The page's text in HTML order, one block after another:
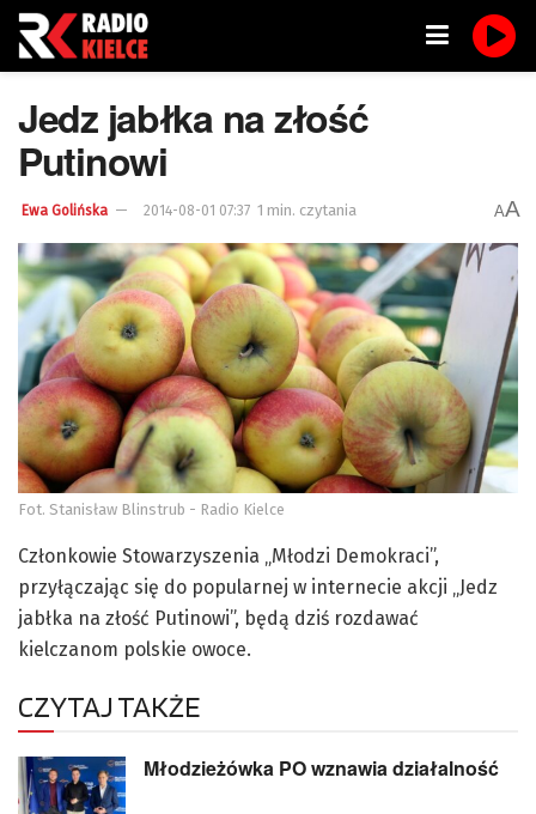
Jedz jabłka na złość
Putinowi
Ewa Golińska 2014-08-01 07:37 1 min. czytania AA
Fot. Stanisław Blinstrub - Radio Kielce
Członkowie Stowarzyszenia „Młodzi Demokraci”,
przyłączając się do popularnej w internecie akcji „Jedz
jabłka na złość Putinowi”, będą dziś rozdawać
kielczanom polskie owoce.
CZYTAJ TAKŻE
Młodzieżówka PO wznawia działalność